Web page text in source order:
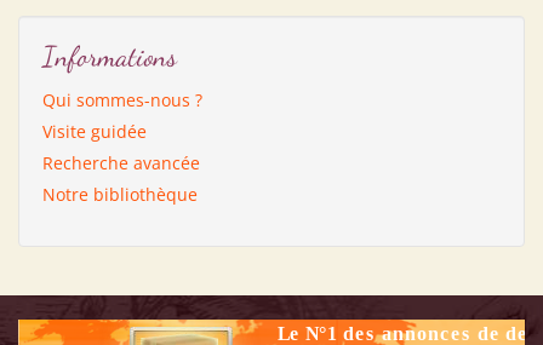
Informations
Qui sommes-nous ?
Visite guidée
Recherche avancée
Notre bibliothèque